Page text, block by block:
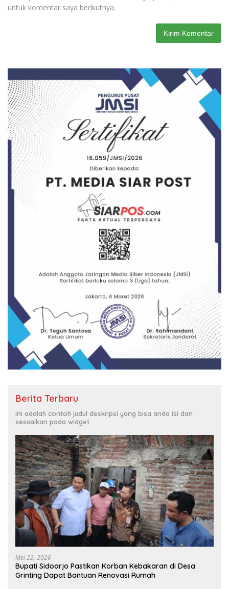
untuk komentar saya berikutnya.
Berita Terbaru
Ini adalah contoh judul deskripsi yang bisa anda isi dan
sesuaikan pada widget
Mei 22, 2026
Bupati Sidoarjo Pastikan Korban Kebakaran di Desa
Grinting Dapat Bantuan Renovasi Rumah